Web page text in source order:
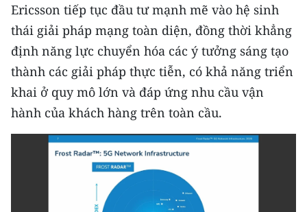
Ảnh
Infographic
TIN MỚI
TIN ĐỊA PHƯƠNG
Trung du và miền núi phía Bắc
Đồng bằng sông Hồng
Ericsson tiếp tục đầu tư mạnh mẽ vào hệ sinh
thái giải pháp mạng toàn diện, đồng thời khẳng
định năng lực chuyển hóa các ý tưởng sáng tạo
thành các giải pháp thực tiễn, có khả năng triển
khai ở quy mô lớn và đáp ứng nhu cầu vận
hành của khách hàng trên toàn cầu.